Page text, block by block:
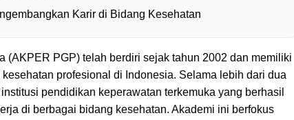
Karir di Bidang Kesehatan
(AKPER PGP) telah berdiri sejak tahun 2002 dan memiliki
profesional di Indonesia. Selama lebih dari dua
pendidikan keperawatan terkemuka yang berhasil
di berbagai bidang kesehatan. Akademi ini berfokus